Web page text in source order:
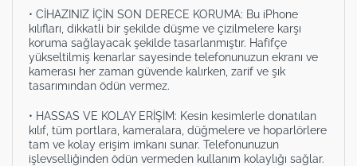
• CİHAZINIZ İÇİN SON DERECE KORUMA: Bu iPhone
kılıfları, dikkatli bir şekilde düşme ve çizilmelere karşı
koruma sağlayacak şekilde tasarlanmıştır. Hafifçe
yükseltilmiş kenarlar sayesinde telefonunuzun ekranı ve
kamerası her zaman güvende kalırken, zarif ve şık
tasarımından ödün vermez.
• HASSAS VE KOLAY ERİŞİM: Kesin kesimlerle donatılan
kılıf, tüm portlara, kameralara, düğmelere ve hoparlörlere
tam ve kolay erişim imkanı sunar. Telefonunuzun
işlevselliğinden ödün vermeden kullanım kolaylığı sağlar.